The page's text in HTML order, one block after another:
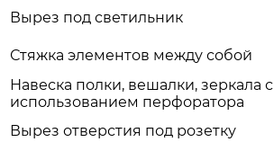
Вырез под светильник
Стяжка элементов между собой
Навеска полки, вешалки, зеркала с
использованием перфоратора
Вырез отверстия под розетку